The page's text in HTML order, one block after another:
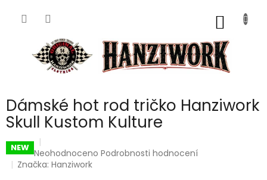
Dámské hot rod tričko Hanziwork
Skull Kustom Kulture
NEW Průměrné
hodnocení
Neohodnoceno Podrobnosti hodnocení
Značka:Hanziwork